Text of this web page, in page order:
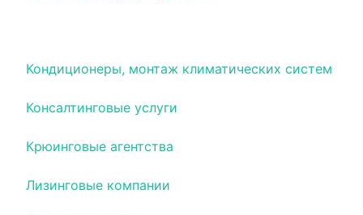
Кондиционеры, монтаж климатических систем
Консалтинговые услуги
Крюинговые агентства
Лизинговые компании